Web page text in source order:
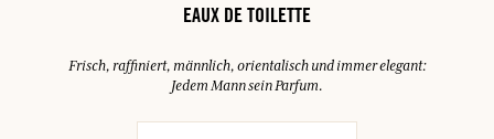
EAUX DE TOILETTE
Frisch, raffiniert, männlich, orientalisch und immer elegant:
Jedem Mann sein Parfum.